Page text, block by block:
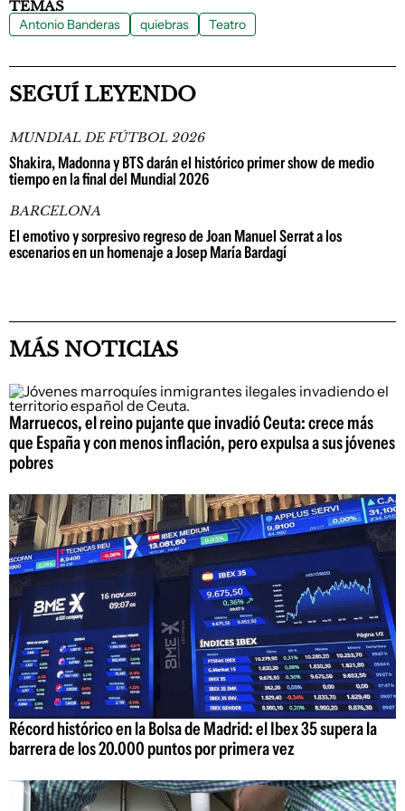
TEMAS
Antonio Banderas quiebras Teatro
SEGUÍ LEYENDO
MUNDIAL DE FÚTBOL 2026
Shakira, Madonna y BTS darán el histórico primer show de medio
tiempo en la final del Mundial 2026
BARCELONA
El emotivo y sorpresivo regreso de Joan Manuel Serrat a los
escenarios en un homenaje a Josep María Bardagí
MÁS NOTICIAS
Marruecos, el reino pujante que invadió Ceuta: crece más
que España y con menos inflación, pero expulsa a sus jóvenes
pobres
Récord histórico en la Bolsa de Madrid: el Ibex 35 supera la
barrera de los 20.000 puntos por primera vez